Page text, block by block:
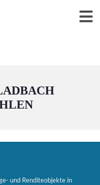
und Renditeobjekte in